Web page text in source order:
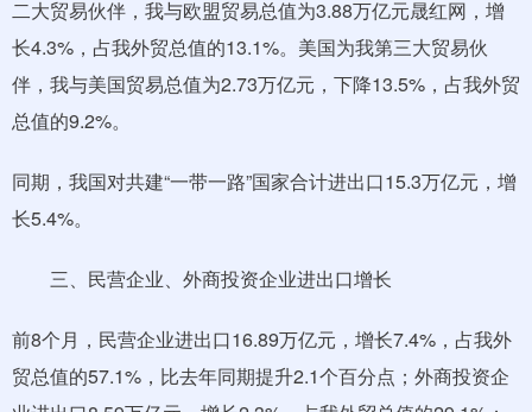
二大贸易伙伴，我与欧盟贸易总值为3.88万亿元晟红网，增
长4.3%，占我外贸总值的13.1%。美国为我第三大贸易伙
伴，我与美国贸易总值为2.73万亿元，下降13.5%，占我外贸
总值的9.2%。
同期，我国对共建“一带一路”国家合计进出口15.3万亿元，增
长5.4%。
三、民营企业、外商投资企业进出口增长
前8个月，民营企业进出口16.89万亿元，增长7.4%，占我外
贸总值的57.1%，比去年同期提升2.1个百分点；外商投资企